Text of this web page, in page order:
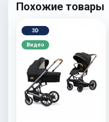
Похожие товары
3D
Видео